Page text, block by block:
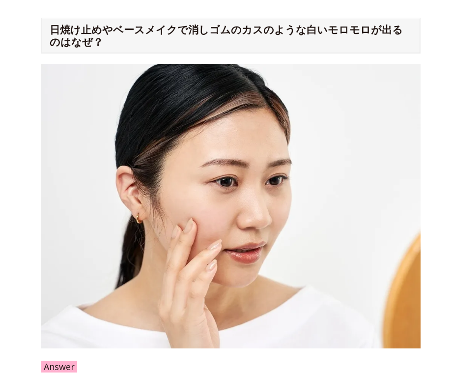
日焼け止めやベースメイクで消しゴムのカスのような白いモロモロが出る
のはなぜ？
Answer